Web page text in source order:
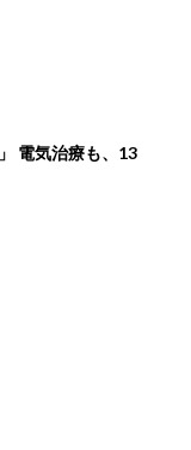
電気治療も、13